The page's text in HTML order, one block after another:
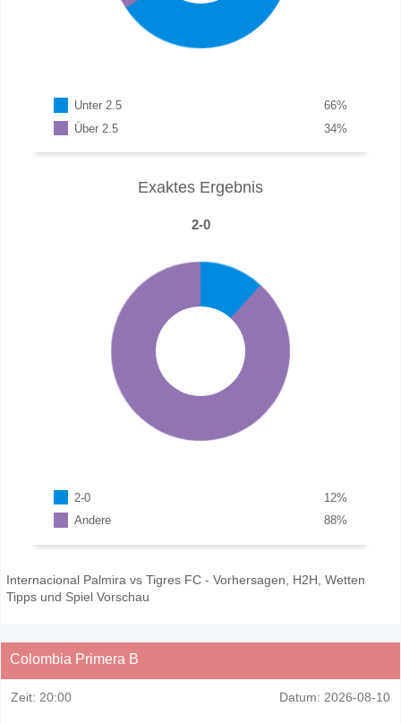
Unter 2.5 %
66
Über 2.5
%
34
Exaktes Ergebnis
2-0
2-0 %
12
Andere
%
88
Internacional Palmira vs Tigres FC - Vorhersagen, H2H, Wetten
Tipps und Spiel Vorschau
Colombia Primera B
Zeit: 20:00 Datum: 2026-08-10